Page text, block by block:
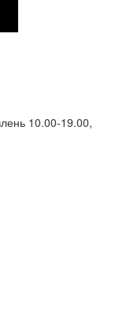
10.00-19.00,